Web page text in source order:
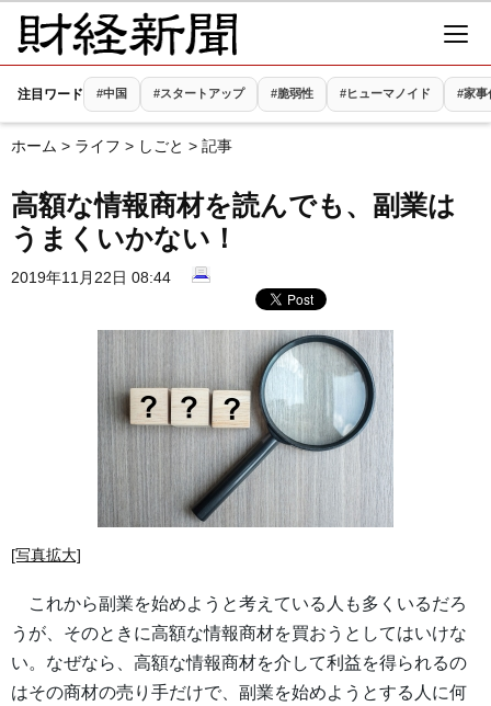
注目ワード #中国 #スタートアップ #脆弱性 #ヒューマノイド #家事
ホーム > ライフ > しごと > 記事
高額な情報商材を読んでも、副業は
うまくいかない！
2019年11月22日 08:44
[写真拡大]
これから副業を始めようと考えている人も多くいるだろ
うが、そのときに高額な情報商材を買おうとしてはいけな
い。なぜなら、高額な情報商材を介して利益を得られるの
はその商材の売り手だけで、副業を始めようとする人に何